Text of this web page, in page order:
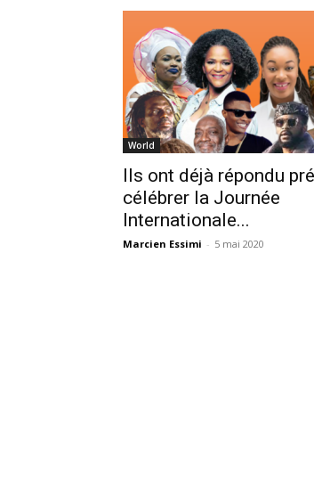
World
Ils ont déjà répondu
célébrer la Journée
Internationale...
Marcien Essimi - 5 mai 2020